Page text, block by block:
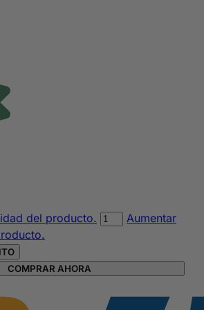
del producto. Mochila
Super
Aumentar
COMPRAR AHORA